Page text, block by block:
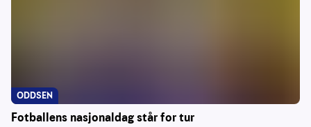
Fotballens nasjonaldag står for tur
ODDSEN